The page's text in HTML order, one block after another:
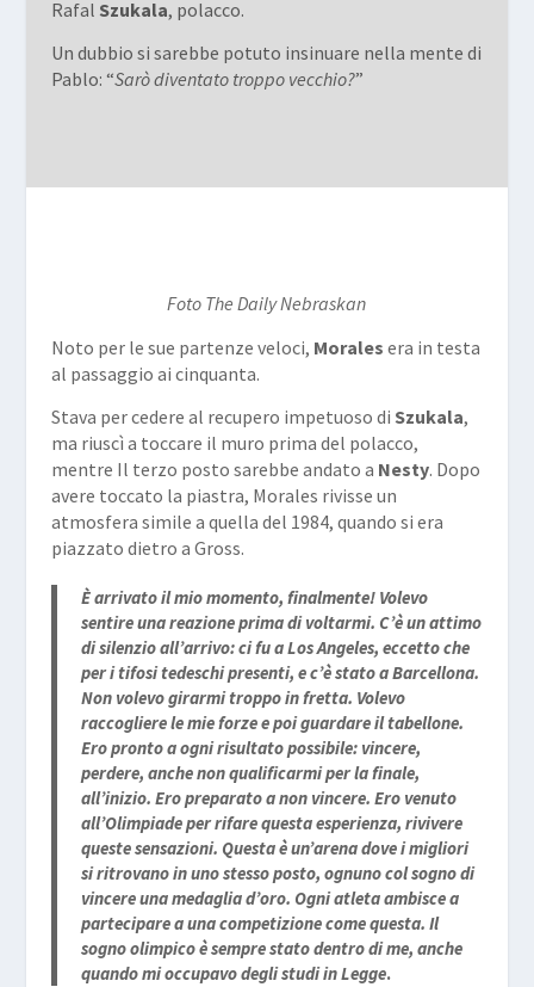
Rafal Szukala, polacco.
Un dubbio si sarebbe potuto insinuare nella mente di
Pablo: “Sarò diventato troppo vecchio?”
Foto The Daily Nebraskan
Noto per le sue partenze veloci, Morales era in testa
al passaggio ai cinquanta.
Stava per cedere al recupero impetuoso di Szukala,
ma riuscì a toccare il muro prima del polacco,
mentre Il terzo posto sarebbe andato a Nesty. Dopo
avere toccato la piastra, Morales rivisse un
atmosfera simile a quella del 1984, quando si era
piazzato dietro a Gross.
È arrivato il mio momento, finalmente! Volevo
sentire una reazione prima di voltarmi. C’è un attimo
di silenzio all’arrivo: ci fu a Los Angeles, eccetto che
per i tifosi tedeschi presenti, e c’è stato a Barcellona.
Non volevo girarmi troppo in fretta. Volevo
raccogliere le mie forze e poi guardare il tabellone.
Ero pronto a ogni risultato possibile: vincere,
perdere, anche non qualificarmi per la finale,
all’inizio. Ero preparato a non vincere. Ero venuto
all’Olimpiade per rifare questa esperienza, rivivere
queste sensazioni. Questa è un’arena dove i migliori
si ritrovano in uno stesso posto, ognuno col sogno di
vincere una medaglia d’oro. Ogni atleta ambisce a
partecipare a una competizione come questa. Il
sogno olimpico è sempre stato dentro di me, anche
quando mi occupavo degli studi in Legge.